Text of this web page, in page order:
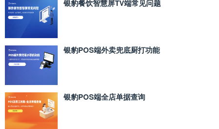
银豹餐饮智慧屏TV端常见问题
银豹POS端外卖兜底厨打功能
银豹POS端全店单据查询